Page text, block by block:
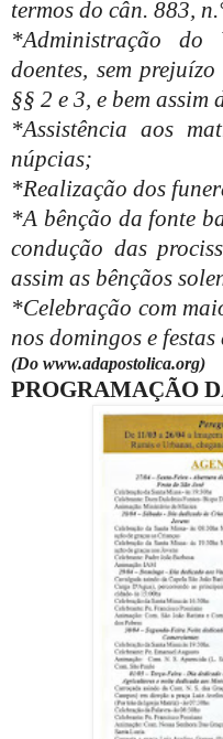
termos do cân. 883,
*Administração
doentes, sem
§§ 2 e 3, e bem
*Assistência aos
núpcias;
*Realização dos
*A bênção da fonte
condução das
assim as bênçãos
*Celebração com
nos domingos e festas
(Do www.adapostolica.org)
PROGRAMAÇÃO